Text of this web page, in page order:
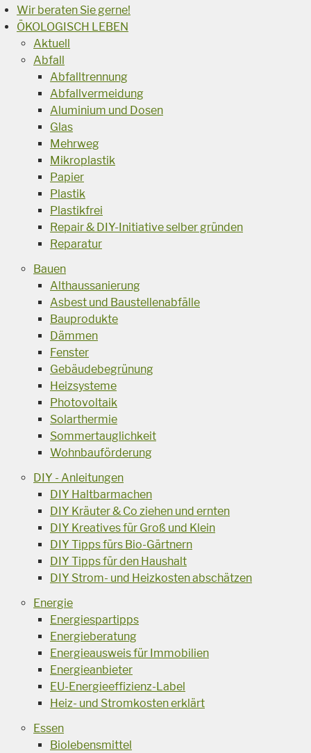
Wir beraten Sie gerne!
ÖKOLOGISCH LEBEN
Aktuell
Abfall
Abfalltrennung
Abfallvermeidung
Aluminium und Dosen
Glas
Mehrweg
Mikroplastik
Papier
Plastik
Plastikfrei
Repair & DIY-Initiative selber gründen
Reparatur
Bauen
Althaussanierung
Asbest und Baustellenabfälle
Bauprodukte
Dämmen
Fenster
Gebäudebegrünung
Heizsysteme
Photovoltaik
Solarthermie
Sommertauglichkeit
Wohnbauförderung
DIY - Anleitungen
DIY Haltbarmachen
DIY Kräuter & Co ziehen und ernten
DIY Kreatives für Groß und Klein
DIY Tipps fürs Bio-Gärtnern
DIY Tipps für den Haushalt
DIY Strom- und Heizkosten abschätzen
Energie
Energiespartipps
Energieberatung
Energieausweis für Immobilien
Energieanbieter
EU-Energieeffizienz-Label
Heiz- und Stromkosten erklärt
Essen
Biolebensmittel